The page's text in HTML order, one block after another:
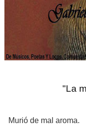
"La
Murió de mal aroma.